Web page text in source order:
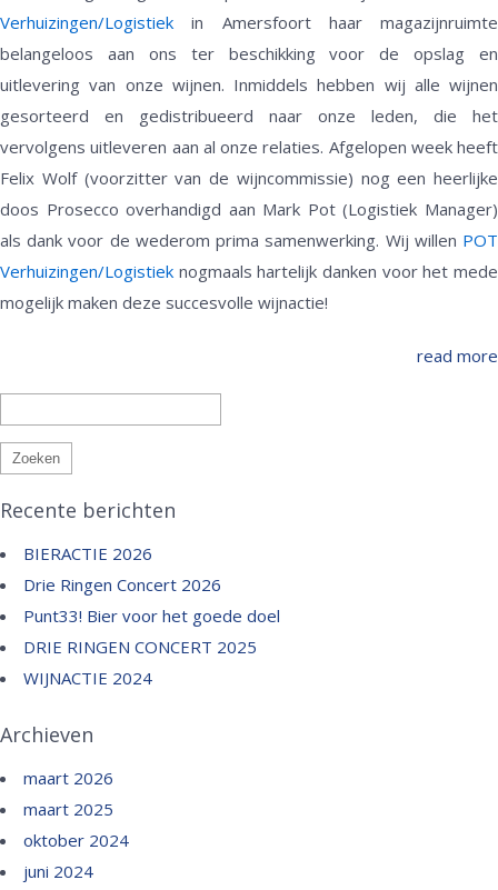
Verhuizingen/Logistiek in Amersfoort haar magazijnruimte
belangeloos aan ons ter beschikking voor de opslag en
uitlevering van onze wijnen. Inmiddels hebben wij alle wijnen
gesorteerd en gedistribueerd naar onze leden, die het
vervolgens uitleveren aan al onze relaties. Afgelopen week heeft
Felix Wolf (voorzitter van de wijncommissie) nog een heerlijke
doos Prosecco overhandigd aan Mark Pot (Logistiek Manager)
als dank voor de wederom prima samenwerking. Wij willen POT
Verhuizingen/Logistiek nogmaals hartelijk danken voor het mede
mogelijk maken deze succesvolle wijnactie!
read more
naar:
Recente berichten
BIERACTIE 2026
Drie Ringen Concert 2026
Punt33! Bier voor het goede doel
DRIE RINGEN CONCERT 2025
WIJNACTIE 2024
Archieven
maart 2026
maart 2025
oktober 2024
juni 2024